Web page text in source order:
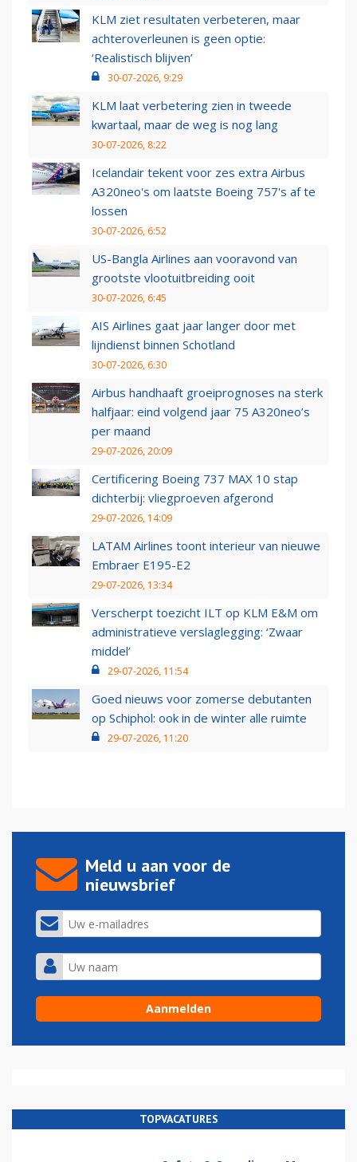
KLM ziet resultaten verbeteren, maar
achteroverleunen is geen optie:
‘Realistisch blijven’
30-07-2026, 9:29
KLM laat verbetering zien in tweede
kwartaal, maar de weg is nog lang
30-07-2026, 8:22
Icelandair tekent voor zes extra Airbus
A320neo's om laatste Boeing 757's af te
lossen
30-07-2026, 6:52
US-Bangla Airlines aan vooravond van
grootste vlootuitbreiding ooit
30-07-2026, 6:45
AIS Airlines gaat jaar langer door met
lijndienst binnen Schotland
30-07-2026, 6:30
Airbus handhaaft groeiprognoses na sterk
halfjaar: eind volgend jaar 75 A320neo’s
per maand
29-07-2026, 20:09
Certificering Boeing 737 MAX 10 stap
dichterbij: vliegproeven afgerond
29-07-2026, 14:09
LATAM Airlines toont interieur van nieuwe
Embraer E195-E2
29-07-2026, 13:34
Verscherpt toezicht ILT op KLM E&M om
administratieve verslaglegging: ‘Zwaar
middel’
29-07-2026, 11:54
Goed nieuws voor zomerse debutanten
op Schiphol: ook in de winter alle ruimte
29-07-2026, 11:20
Meld u aan voor de
nieuwsbrief
TOPVACATURES